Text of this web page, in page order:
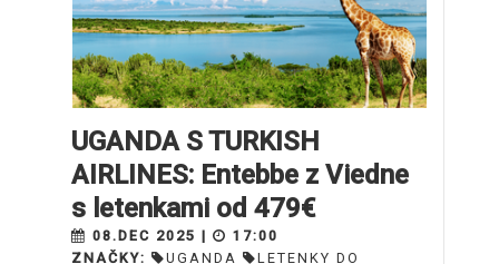
UGANDA S TURKISH
AIRLINES: Entebbe z Viedne
s letenkami od 479€
08.DEC 2025 |
17:00
ZNAČKY:
UGANDA
LETENKY DO